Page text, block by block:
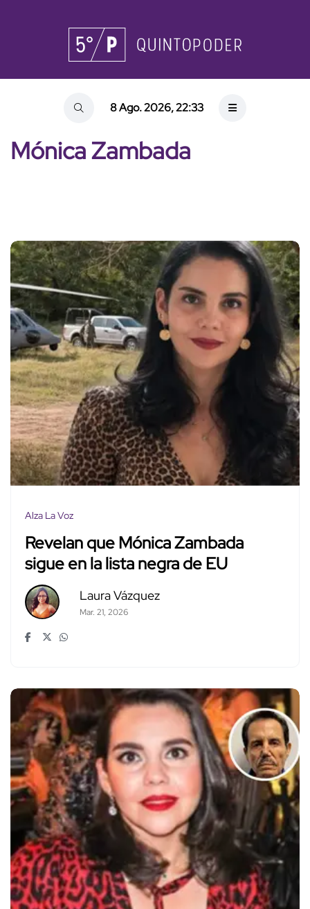
8 Ago. 2026, 22:33
Mónica Zambada
Alza La Voz
Revelan que Mónica Zambada
sigue en la lista negra de EU
Laura Vázquez
Mar. 21, 2026